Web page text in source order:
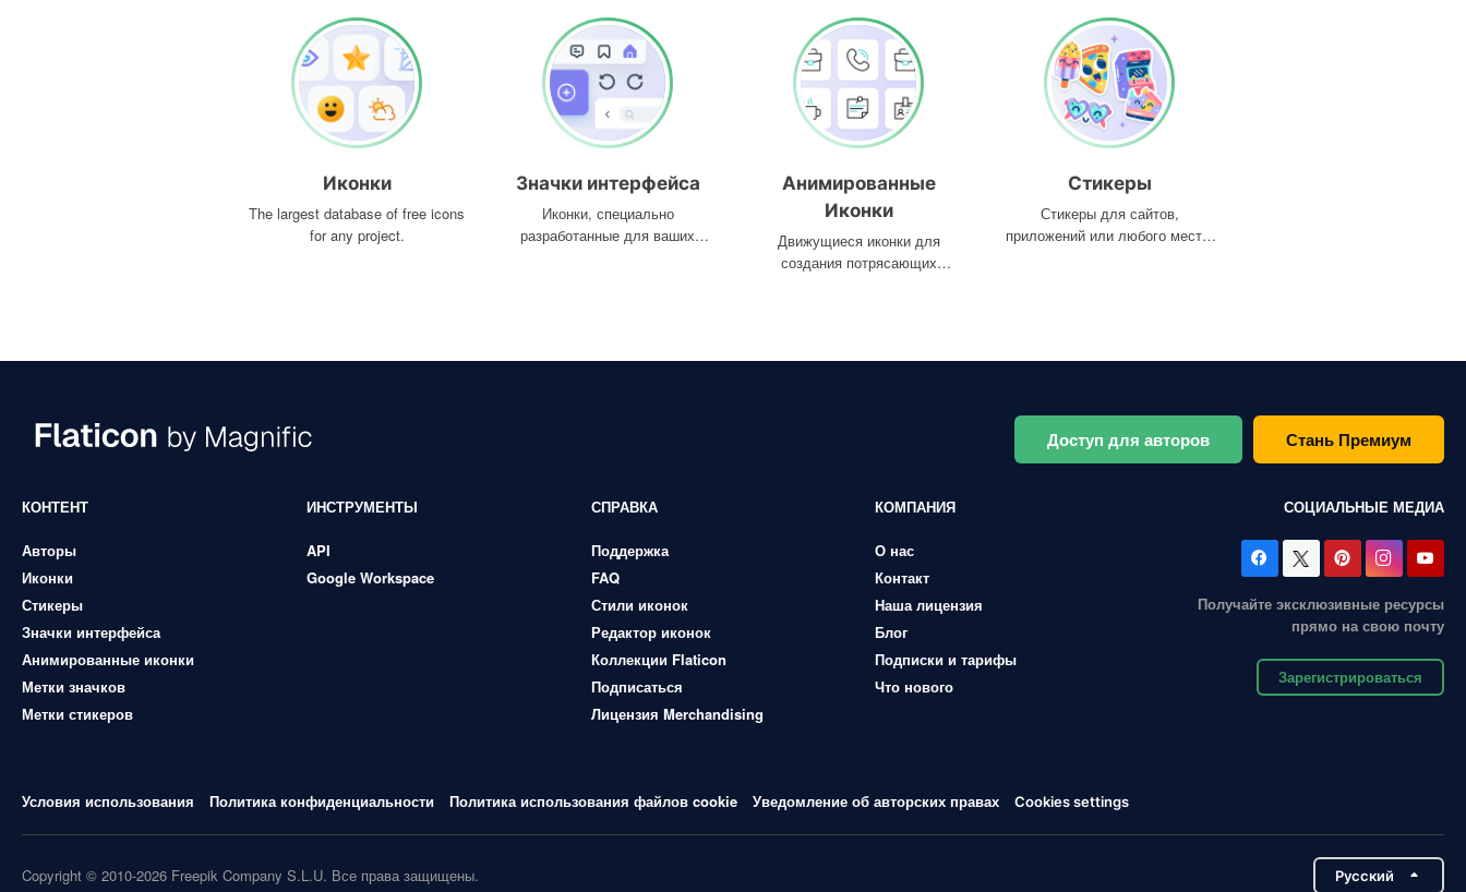
Иконки
The largest database of free icons
for any project.
Значки интерфейса
Иконки, специально
разработанные для ваших
Анимированные
Иконки
Движущиеся иконки для
создания потрясающих
Стикеры
Стикеры для сайтов,
приложений или любого места,
Доступ для авторов Стань Премиум
КОНТЕНТ
Авторы
Иконки
Стикеры
Значки интерфейса
Анимированные иконки
Метки значков
Метки стикеров
ИНСТРУМЕНТЫ
API
Google Workspace
СПРАВКА
Поддержка
FAQ
Стили иконок
Редактор иконок
Коллекции Flaticon
Подписаться
Лицензия Merchandising
КОМПАНИЯ
О нас
Контакт
Наша лицензия
Блог
Подписки и тарифы
Что нового
СОЦИАЛЬНЫЕ МЕДИА
Получайте эксклюзивные ресурсы
прямо на свою почту
Зарегистрироваться
Условия использования Политика конфиденциальности Политика использования файлов cookie Уведомление об авторских правах Cookies settings
Copyright © 2010-2026 Freepik Company S.L.U. Все права защищены. Pусский